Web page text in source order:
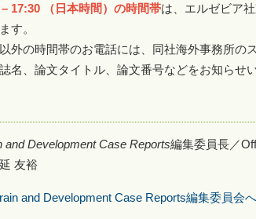
17:30 （日本時間）の時間帯は、エルゼビア
す。
外の時間帯のお電話には、同社海外事務所の
名、論文タイトル、論文番号などをお知らせ
and Development Case Reports編集委員長／
友裕
and Development Case Reports編集委員会